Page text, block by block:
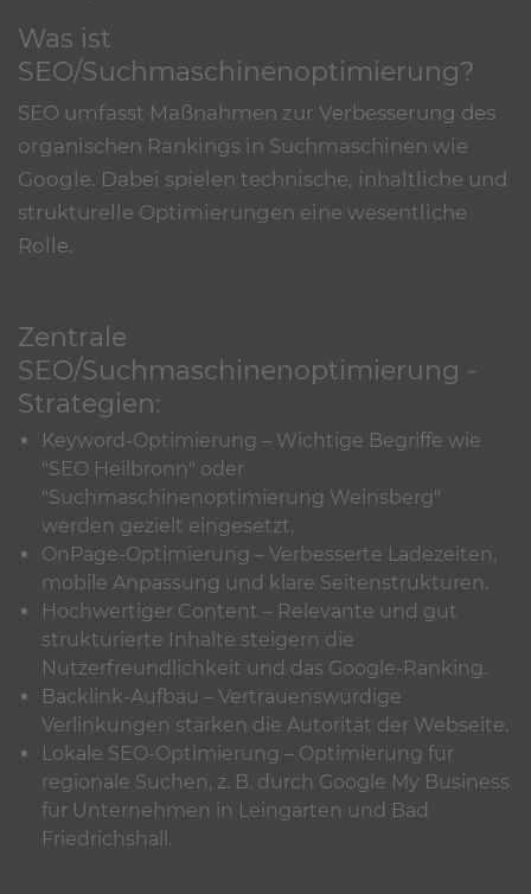
Was ist
SEO/Suchmaschinenoptimierung?
SEO umfasst Maßnahmen zur Verbesserung des
organischen Rankings in Suchmaschinen wie
Google. Dabei spielen technische, inhaltliche und
strukturelle Optimierungen eine wesentliche
Rolle.
Zentrale
SEO/Suchmaschinenoptimierung -
Strategien:
Keyword-Optimierung – Wichtige Begriffe wie
"SEO Heilbronn" oder
"Suchmaschinenoptimierung Weinsberg"
werden gezielt eingesetzt.
OnPage-Optimierung – Verbesserte Ladezeiten,
mobile Anpassung und klare Seitenstrukturen.
Hochwertiger Content – Relevante und gut
strukturierte Inhalte steigern die
Nutzerfreundlichkeit und das Google-Ranking.
Backlink-Aufbau – Vertrauenswürdige
Verlinkungen stärken die Autorität der Webseite.
Lokale SEO-Optimierung – Optimierung für
regionale Suchen, z. B. durch Google My Business
für Unternehmen in Leingarten und Bad
Friedrichshall.